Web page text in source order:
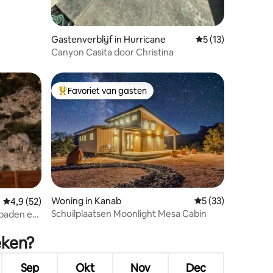
Gastenverblijf in Hurricane Gemiddelde
5 (13)
Canyon Casita door Christina
Gemiddelde beoordeling van 4,9 op 5, 52 recensies
4,9 (52)
en
Topfavoriet van gasten
Favoriet van gasten
Woning in Kanab Gemiddelde
5 (33)
Schuilplaatsen Moonlight Mesa Cabin
Sep Okt Nov Dec